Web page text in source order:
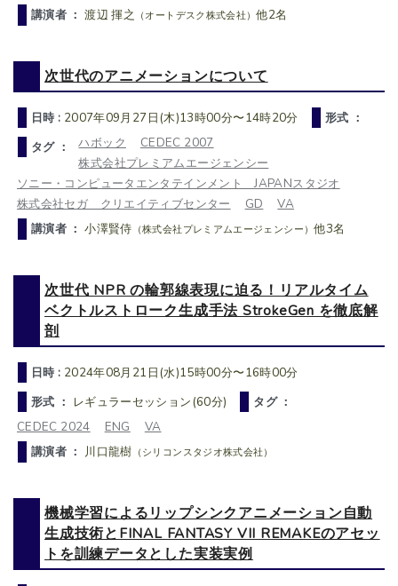
講演者 ：渡辺 揮之 （オートデスク株式会社）他2名
次世代のアニメーションについて
日時 : 2007年09月27日(木)13時00分〜14時20分
形式 ：
タグ ：
ハボック
CEDEC 2007
株式会社プレミアムエージェンシー
ソニー・コンピュータエンタテインメント JAPANスタジオ
株式会社セガ クリエイティブセンター
GD
VA
講演者 ：小澤賢侍 （株式会社プレミアムエージェンシー）他3名
次世代 NPR の輪郭線表現に迫る！リアルタイム
ベクトルストローク生成手法 StrokeGen を徹底解
剖
日時 : 2024年08月21日(水)15時00分〜16時00分
形式 ： レギュラーセッション(60分)
タグ ：
CEDEC 2024
ENG
VA
講演者 ： 川口龍樹 （シリコンスタジオ株式会社）
機械学習によるリップシンクアニメーション自動
生成技術とFINAL FANTASY VII REMAKEのアセッ
トを訓練データとした実装実例